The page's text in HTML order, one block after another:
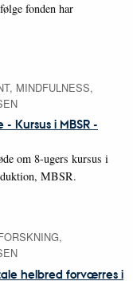
fonden har
MINDFULNESS,
Kursus i MBSR -
om 8-ugers kursus i
MBSR.
helbred forværres i